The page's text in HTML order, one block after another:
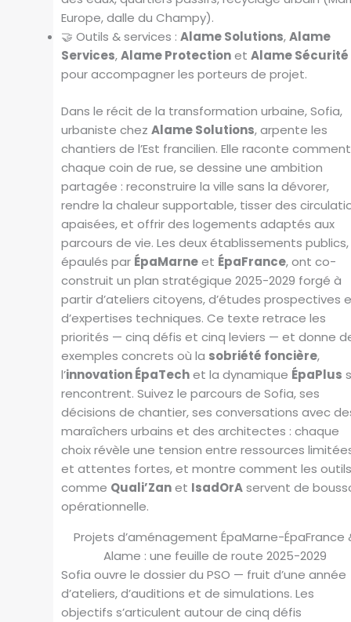
Europe, dalle du Champy).
🤝 Outils & services :Alame Solutions,Alame
Services,Alame ProtectionetAlame Sécurité
pour accompagner les porteurs de projet.
Dans le récit de la transformation urbaine, Sofia,
urbaniste chezAlame Solutions, arpente les
chantiers de l’Est francilien. Elle raconte
chaque coin de rue, se dessine une ambition
partagée : reconstruire la ville sans la dévorer,
rendre la chaleur supportable, tisser des
apaisées, et offrir des logements adaptés aux
parcours de vie. Les deux établissements publics,
épaulés par ÉpaMarneet ÉpaFrance, ont co-
construit un plan stratégique 2025-2029 forgé à
partir d’ateliers citoyens, d’études prospectives
d’expertises techniques. Ce texte retrace les
priorités — cinq défis et cinq leviers — et donne
exemples concrets où la sobriété foncière,
l’innovation ÉpaTechet la dynamique ÉpaPlus
rencontrent. Suivez le parcours de Sofia, ses
décisions de chantier, ses conversations avec
maraîchers urbains et des architectes : chaque
choix révèle une tension entre ressources
et attentes fortes, et montre comment les
comme Quali’Zanet IsadOrAservent de
opérationnelle.
Projets d’aménagement ÉpaMarne-ÉpaFrance
Alame : une feuille de route 2025-2029
Sofia ouvre le dossier du PSO — fruit d’une année
d’ateliers, d’auditions et de simulations. Les
objectifs s’articulent autour de cinq défis